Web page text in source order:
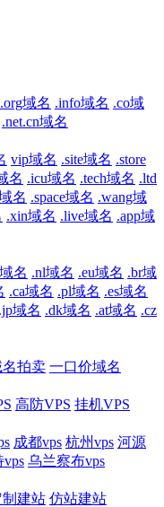
.org域名 .info域名 .co域
.net.cn域名
vip域名 .site域名 .store
名 .icu域名 .tech域名 .ltd
名 .space域名 .wang域
.xin域名 .live域名 .app域
名 .nl域名 .eu域名 .br域
.ca域名 .pl域名 .es域名
.jp域名 .dk域名 .at域名 .cz
名拍卖 一口价域名
高防VPS 挂机VPS
成都vps 杭州vps 河源
vps 乌兰察布vps
制建站 仿站建站